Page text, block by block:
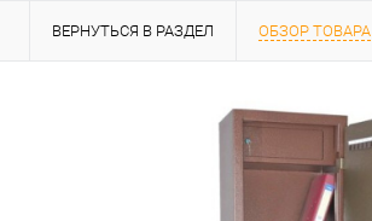
ВЕРНУТЬСЯ В РАЗДЕЛ ОБЗОР ТОВАРА